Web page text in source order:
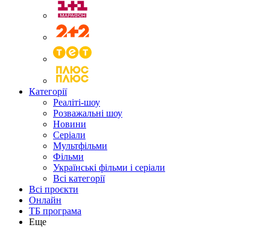
Категорії
Реаліті-шоу
Розважальні шоу
Новини
Серіали
Мультфільми
Фільми
Українські фільми і серіали
Всі категорії
Всі проєкти
Онлайн
ТБ програма
Еще